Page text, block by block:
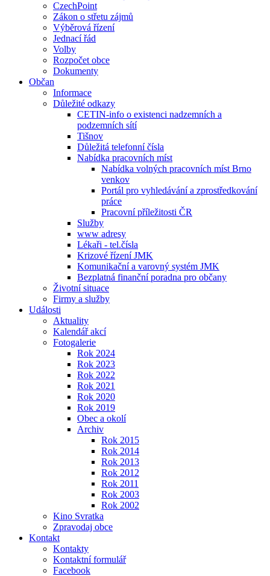
CzechPoint
Zákon o střetu zájmů
Výběrová řízení
Jednací řád
Volby
Rozpočet obce
Dokumenty
Občan
Informace
Důležité odkazy
CETIN-info o existenci nadzemních a
podzemních sítí
Tišnov
Důležitá telefonní čísla
Nabídka pracovních míst
Nabídka volných pracovních míst Brno
venkov
Portál pro vyhledávání a zprostředkování
práce
Pracovní příležitosti ČR
Služby
www adresy
Lékaři - tel.čísla
Krizové řízení JMK
Komunikační a varovný systém JMK
Bezplatná finanční poradna pro občany
Životní situace
Firmy a služby
Události
Aktuality
Kalendář akcí
Fotogalerie
Rok 2024
Rok 2023
Rok 2022
Rok 2021
Rok 2020
Rok 2019
Obec a okolí
Archiv
Rok 2015
Rok 2014
Rok 2013
Rok 2012
Rok 2011
Rok 2003
Rok 2002
Kino Svratka
Zpravodaj obce
Kontakt
Kontakty
Kontaktní formulář
Facebook